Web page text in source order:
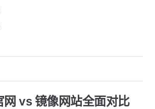
vs 镜像网站全面对比